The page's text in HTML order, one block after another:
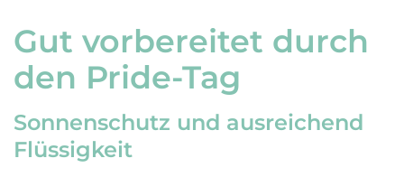
Gut vorbereitet durch
den Pride-Tag
Sonnenschutz und ausreichend
Flüssigkeit